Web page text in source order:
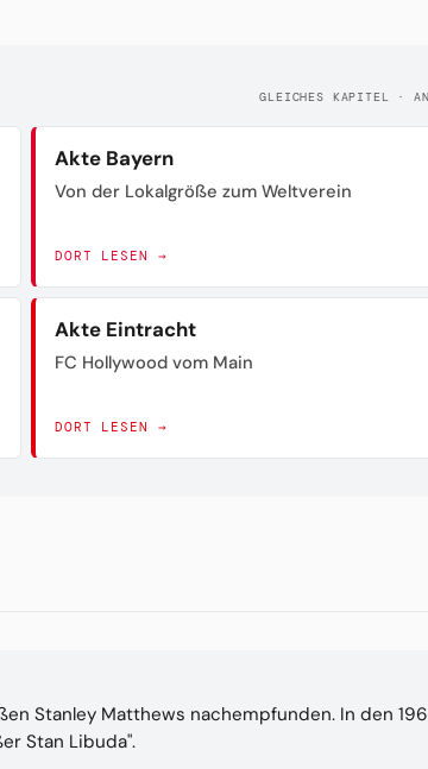
GLEICHES KAPITEL ·
Akte Bayern
Von der Lokalgröße zum Weltverein
DORT LESEN →
Akte Eintracht
FC Hollywood vom Main
DORT LESEN →
Stanley Matthews nachempfunden. In den
Stan Libuda".